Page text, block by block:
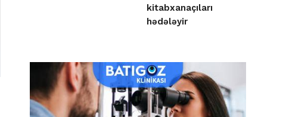
kitabxanaçıları
hədələyir